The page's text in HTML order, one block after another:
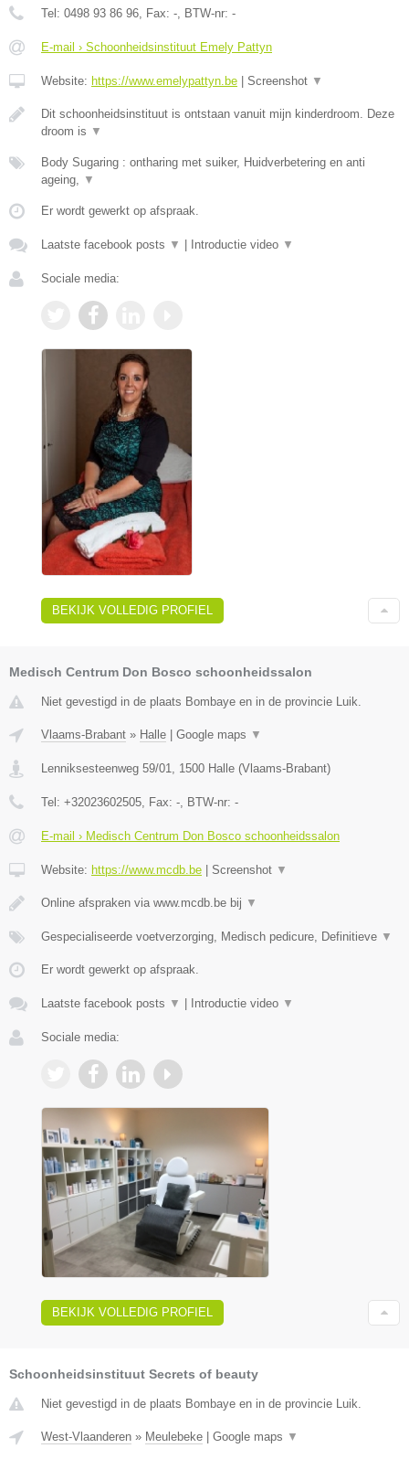
Tel: 0498 93 86 96 , Fax: - , BTW-nr: -
E-mail › Schoonheidsinstituut Emely Pattyn
Website: https://www.emelypattyn.be | Screenshot ▼
Dit schoonheidsinstituut is ontstaan vanuit mijn kinderdroom. Deze
droom is ▼
Body Sugaring : ontharing met suiker, Huidverbetering en anti
ageing,
▼
Er wordt gewerkt op afspraak.
Laatste facebook posts ▼ | Introductie video ▼
Sociale media:
BEKIJK VOLLEDIG PROFIEL
Medisch Centrum Don Bosco schoonheidssalon
Niet gevestigd in de plaats Bombaye en in de provincie Luik.
Vlaams-Brabant » Halle | Google maps ▼
Lenniksesteenweg 59/01 1500 Halle (Vlaams-Brabant)
Tel: +32023602505 , Fax: - , BTW-nr: -
E-mail › Medisch Centrum Don Bosco schoonheidssalon
Website: https://www.mcdb.be | Screenshot ▼
Online afspraken via www.mcdb.be bij ▼
Gespecialiseerde voetverzorging, Medisch pedicure, Definitieve ▼
Er wordt gewerkt op afspraak.
Laatste facebook posts ▼ | Introductie video ▼
Sociale media:
BEKIJK VOLLEDIG PROFIEL
Schoonheidsinstituut Secrets of beauty
Niet gevestigd in de plaats Bombaye en in de provincie Luik.
West-Vlaanderen » Meulebeke Google maps ▼